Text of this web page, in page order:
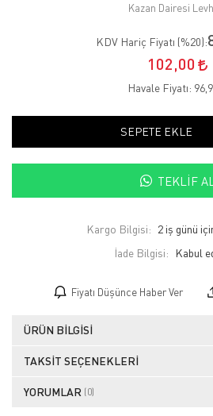
Kazan Dairesi
KDV Hariç Fiyatı (%20):
102,00
Havale Fiyatı:
SEPETE EKLE
TEKLIF AL
Kargo Bilgisi: 2 iş günü
İade Bilgisi:
Fiyatı Düşünce Haber Ver
ÜRÜN BILGISI
TAKSIT SEÇENEKLERI
YORUMLAR (0)